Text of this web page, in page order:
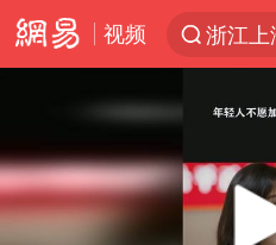
视频
浙江
光影经